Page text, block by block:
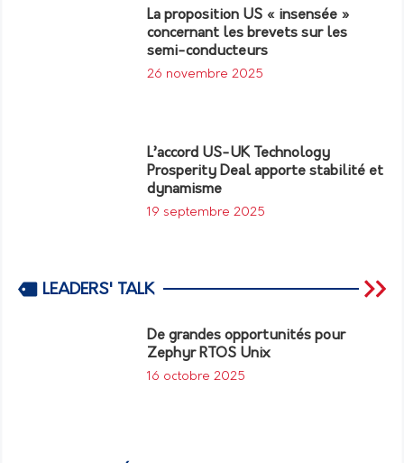
La proposition US « insensée »
concernant les brevets sur les
semi-conducteurs
26 novembre 2025
L’accord US-UK Technology
Prosperity Deal apporte stabilité et
dynamisme
19 septembre 2025
LEADERS' TALK
De grandes opportunités pour
Zephyr RTOS Unix
16 octobre 2025